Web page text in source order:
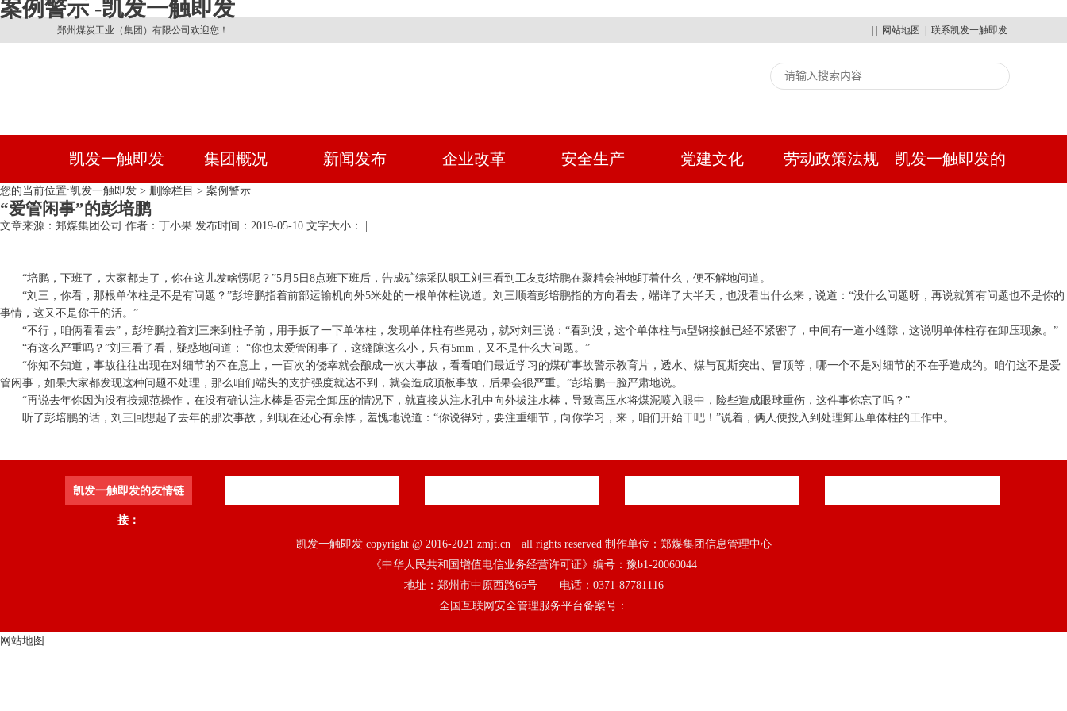
案例警示 -凯发一触即发
郑州煤炭工业（集团）有限公司欢迎您！ 网站地图 联系凯发一触即发
凯发一触即发 集团概况 新闻发布 企业改革 安全生产 党建文化 劳动政策法规 凯发一触即发的
您的当前位置:凯发一触即发 > 删除栏目 > 案例警示
“爱管闲事”的彭培鹏
文章来源：郑煤集团公司 作者：丁小果 发布时间：2019-05-10 文字大小： |
“培鹏，下班了，大家都走了，你在这儿发啥愣呢？”5月5日8点班下班后，告成矿综采队职工刘三看到工友彭培鹏在聚精会神地盯着什么，便不解地问道。
“刘三，你看，那根单体柱是不是有问题？”彭培鹏指着前部运输机向外5米处的一根单体柱说道。刘三顺着彭培鹏指的方向看去，端详了大半天，也没看出什么来，说道：“没什么问题呀，再说就算有问题也不是你的
事情，这又不是你干的活。”
“不行，咱俩看看去”，彭培鹏拉着刘三来到柱子前，用手扳了一下单体柱，发现单体柱有些晃动，就对刘三说：“看到没，这个单体柱与π型钢接触已经不紧密了，中间有一道小缝隙，这说明单体柱存在卸压现象。”
“有这么严重吗？”刘三看了看，疑惑地问道： “你也太爱管闲事了，这缝隙这么小，只有5mm，又不是什么大问题。”
“你知不知道，事故往往出现在对细节的不在意上，一百次的侥幸就会酿成一次大事故，看看咱们最近学习的煤矿事故警示教育片，透水、煤与瓦斯突出、冒顶等，哪一个不是对细节的不在乎造成的。咱们这不是爱
管闲事，如果大家都发现这种问题不处理，那么咱们端头的支护强度就达不到，就会造成顶板事故，后果会很严重。”彭培鹏一脸严肃地说。
“再说去年你因为没有按规范操作，在没有确认注水棒是否完全卸压的情况下，就直接从注水孔中向外拔注水棒，导致高压水将煤泥喷入眼中，险些造成眼球重伤，这件事你忘了吗？”
听了彭培鹏的话，刘三回想起了去年的那次事故，到现在还心有余悸，羞愧地说道：“你说得对，要注重细节，向你学习，来，咱们开始干吧！”说着，俩人便投入到处理卸压单体柱的工作中。
凯发一触即发的友情链
接：
凯发一触即发 copyright @ 2016-2021 zmjt.cn all rights reserved 制作单位：郑煤集团信息管理中心
《中华人民共和国增值电信业务经营许可证》编号：豫b1-20060044
地址：郑州市中原西路66号 电话：0371-87781116
全国互联网安全管理服务平台备案号：
网站地图